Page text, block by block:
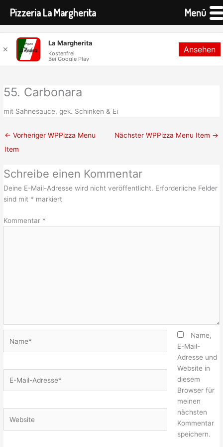
Inhalt
springen
55. Carbonara
mit Sahnesauce, gek. Schinken & Ei
← Vorheriger WPPizza Menu
Item
Nächster WPPizza Menu Item →
Schreibe einen Kommentar
Deine E-Mail-Adresse wird nicht veröffentlicht. Erforderliche Felder
sind mit * markiert
Kommentar *
Mail-
Name,
E-Mail-
Adresse und
Website in
diesem
Browser für
meinen
nächsten
Kommentar
speichern.
Pizzeria La Margherita Menü
✕
La Margherita
Kostenfrei
Bei Google Play
Ansehen